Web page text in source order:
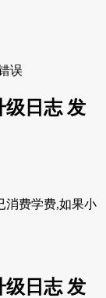
误
级日志 发
消费学费,如果小
级日志 发